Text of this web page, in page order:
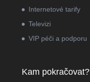
Internetové tarify
Televizi
VIP péči a podporu
Kam pokračovat?